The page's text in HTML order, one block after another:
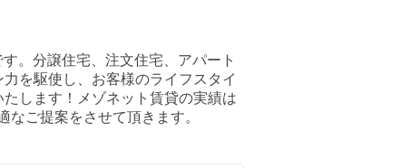
。分譲住宅、注文住宅、アパート
を駆使し、お客様のライフスタイ
します！メゾネット賃貸の実績は
ご提案をさせて頂きます。